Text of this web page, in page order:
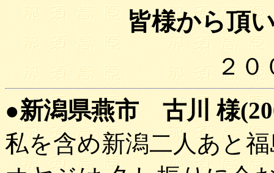
皆様から頂
２
●新潟県燕市 古川 様
私を含め新潟二人あと